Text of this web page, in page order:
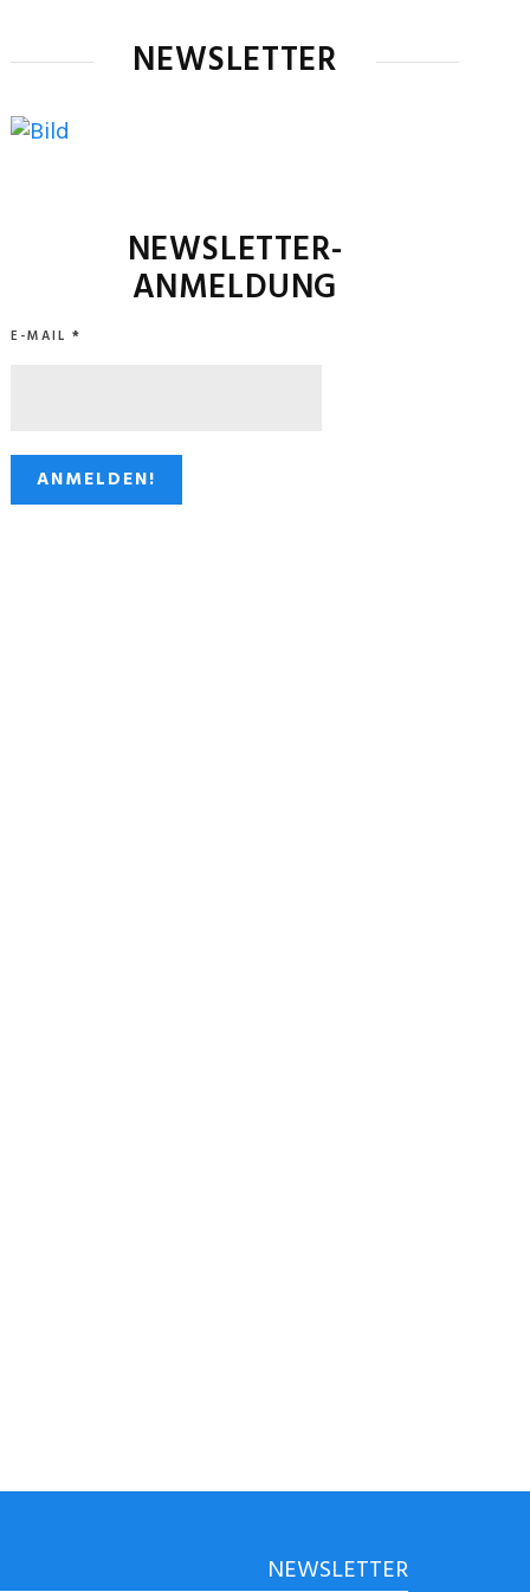
NEWSLETTER
NEWSLETTER-
ANMELDUNG
E-MAIL *
NEWSLETTER